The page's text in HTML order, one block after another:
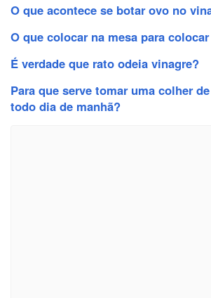
O que acontece se botar ovo no
O que colocar na mesa para
É verdade que rato odeia vinagre?
Para que serve tomar uma colher
todo dia de manhã?